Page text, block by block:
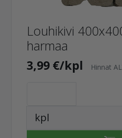
Louhikivi
harmaa
3,99 €/kpl Hinnat
kpl